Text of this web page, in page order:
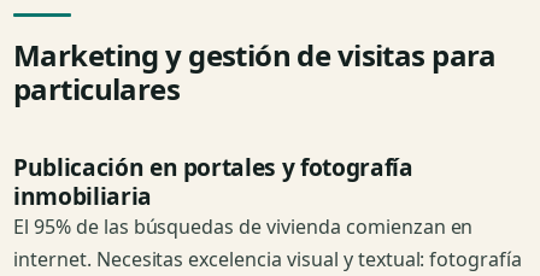
Marketing y gestión de visitas para
particulares
Publicación en portales y fotografía
inmobiliaria
El 95% de las búsquedas de vivienda comienzan en
internet. Necesitas excelencia visual y textual: fotografía